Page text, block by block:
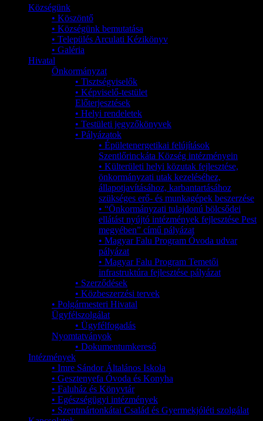
Községünk
• Köszöntő
• Községünk bemutatása
• Település Arculati Kézikönyv
• Galéria
Hivatal
Önkormányzat
• Tisztségviselők
• Képviselő-testület
Előterjesztések
• Helyi rendeletek
• Testületi jegyzőkönyvek
• Pályázatok
• Épületenergetikai felújítások
Szentlőrinckáta Község intézményein
• Külterületi helyi közutak fejlesztése,
önkormányzati utak kezeléséhez,
állapotjavításához, karbantartásához
szükséges erő- és munkagépek beszerzése
• “Önkormányzati tulajdonú bölcsődei
ellátást nyújtó intézmények fejlesztése Pest
megyében” című pályázat
• Magyar Falu Program Óvoda udvar
pályázat
• Magyar Falu Program Temetői
infrastruktúra fejlesztése pályázat
• Szerződések
• Közbeszerzési tervek
• Polgármesteri Hivatal
Ügyfélszolgálat
• Ügyfélfogadás
Nyomtatványok
• Dokumentumkereső
Intézmények
• Imre Sándor Általános Iskola
• Gesztenyefa Óvoda és Konyha
• Faluház és Könyvtár
• Egészségügyi intézmények
• Szentmártonkátai Család és Gyermekjóléti szolgálat